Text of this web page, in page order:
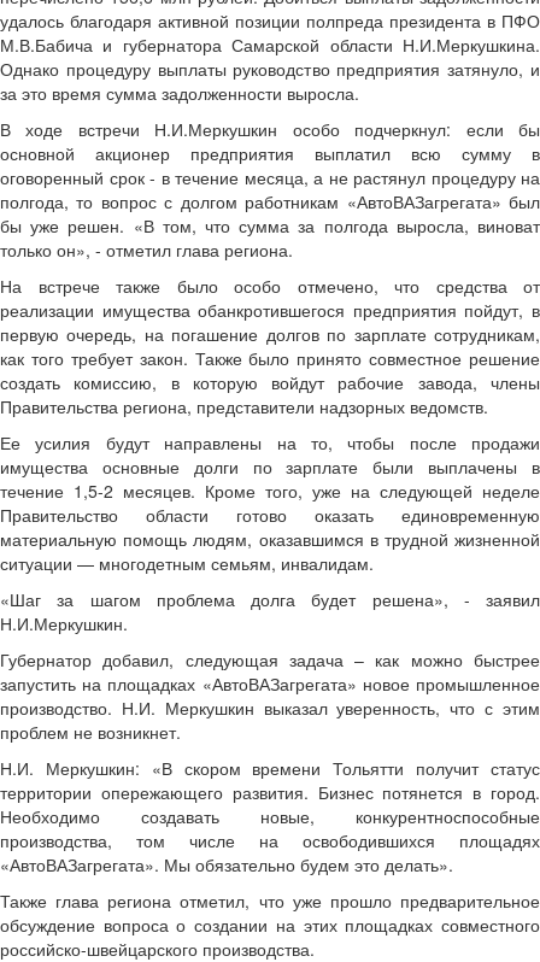
удалось благодаря активной позиции полпреда президента в ПФО
М.В.Бабича и губернатора Самарской области Н.И.Меркушкина.
Однако процедуру выплаты руководство предприятия затянуло, и
за это время сумма задолженности выросла.
В ходе встречи Н.И.Меркушкин особо подчеркнул: если бы
основной акционер предприятия выплатил всю сумму в
оговоренный срок - в течение месяца, а не растянул процедуру на
полгода, то вопрос с долгом работникам «АвтоВАЗагрегата» был
бы уже решен. «В том, что сумма за полгода выросла, виноват
только он», - отметил глава региона.
На встрече также было особо отмечено, что средства от
реализации имущества обанкротившегося предприятия пойдут, в
первую очередь, на погашение долгов по зарплате сотрудникам,
как того требует закон. Также было принято совместное решение
создать комиссию, в которую войдут рабочие завода, члены
Правительства региона, представители надзорных ведомств.
Ее усилия будут направлены на то, чтобы после продажи
имущества основные долги по зарплате были выплачены в
течение 1,5-2 месяцев. Кроме того, уже на следующей неделе
Правительство области готово оказать единовременную
материальную помощь людям, оказавшимся в трудной жизненной
ситуации — многодетным семьям, инвалидам.
«Шаг за шагом проблема долга будет решена», - заявил
Н.И.Меркушкин.
Губернатор добавил, следующая задача – как можно быстрее
запустить на площадках «АвтоВАЗагрегата» новое промышленное
производство. Н.И. Меркушкин выказал уверенность, что с этим
проблем не возникнет.
Н.И. Меркушкин: «В скором времени Тольятти получит статус
территории опережающего развития. Бизнес потянется в город.
Необходимо создавать новые, конкурентноспособные
производства, том числе на освободившихся площадях
«АвтоВАЗагрегата». Мы обязательно будем это делать».
Также глава региона отметил, что уже прошло предварительное
обсуждение вопроса о создании на этих площадках совместного
российско-швейцарского производства.